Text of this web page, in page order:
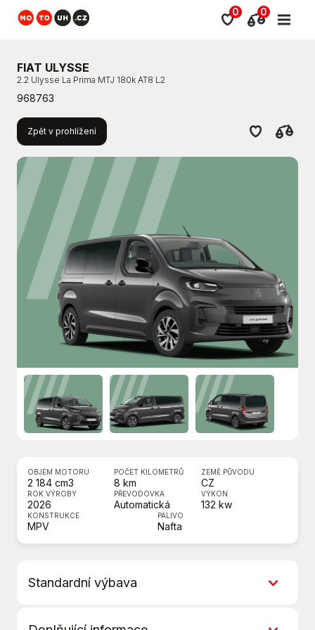
0 0
FIAT ULYSSE
2.2 Ulysse La Prima MTJ 180k AT8 L2
968763
Zpět v prohlížení
OBJEM MOTORU
2 184 cm3
POČET KILOMETRŮ
8 km
ZEMĚ PŮVODU
CZ
ROK VÝROBY
2026
PŘEVODOVKA
Automatická
VÝKON
132 kw
KONSTRUKCE
MPV
PALIVO
Nafta
Standardní výbava